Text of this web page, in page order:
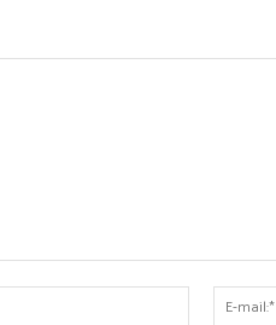
Nazwa:*